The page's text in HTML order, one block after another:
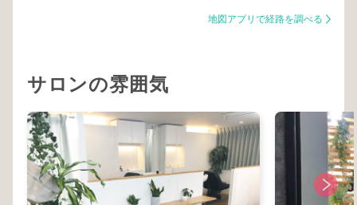
地図アプリで経路を調べる
サロンの雰囲気